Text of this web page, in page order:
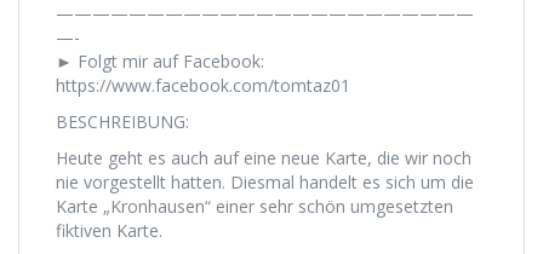
———————————————————————
—-
► Folgt mir auf Facebook:
https://www.facebook.com/tomtaz01
BESCHREIBUNG:
Heute geht es auch auf eine neue Karte, die wir noch
nie vorgestellt hatten. Diesmal handelt es sich um die
Karte „Kronhausen“ einer sehr schön umgesetzten
fiktiven Karte.